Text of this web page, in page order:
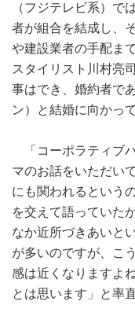
（フジテレビ系）で
者が組合を結成し、
や建設業者の手配ま
スタイリスト川村亮
事はでき、婚約者で
ン）と結婚に向かっ
「コーポラティブ
マのお話をいただい
にも関われるという
を交えて語っていた
なか近所づきあいと
が多いのですが、こ
感は近くなりますよ
とは思います」と率